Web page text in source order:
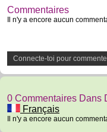
Commentaires
Il n'y a encore aucun
Connecte-toi pour
0 Commentaires Dans
Français
Il n'y a encore aucun